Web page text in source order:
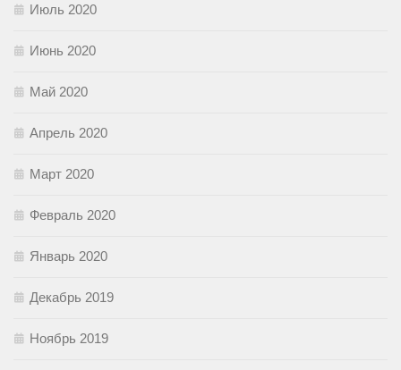
Июль 2020
Июнь 2020
Май 2020
Апрель 2020
Март 2020
Февраль 2020
Январь 2020
Декабрь 2019
Ноябрь 2019